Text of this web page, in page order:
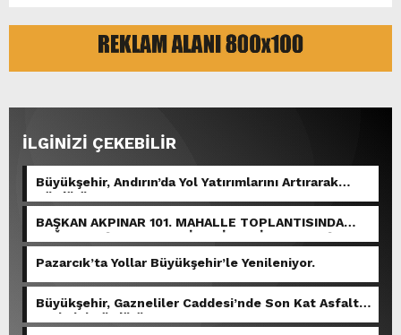
İLGİNİZİ ÇEKEBİLİR
Büyükşehir, Andırın’da Yol Yatırımlarını Artırarak
Sürdürüyor.
BAŞKAN AKPINAR 101. MAHALLE TOPLANTISINDA
BAĞLARBAŞI MAHALLESİ SAKİNLERİYLE BULUŞTU.
Pazarcık’ta Yollar Büyükşehir’le Yenileniyor.
Büyükşehir, Gazneliler Caddesi’nde Son Kat Asfalt
Serimini Sürdürüyor.